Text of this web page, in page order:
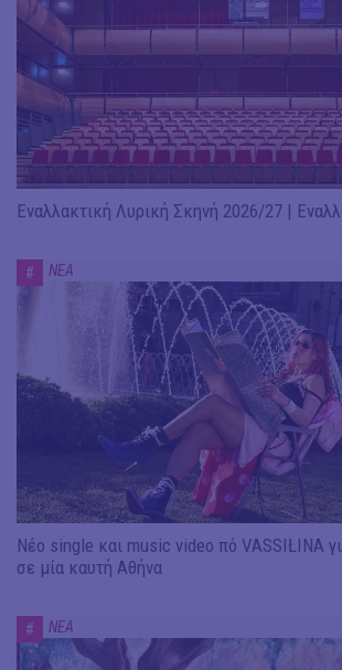
Εναλλακτική Λυρική Σκηνή 2026/27 |
# ΝΕΑ
Νέο single και music video πό VASSIŁINA
σε μία καυτή Αθήνα
# ΝΕΑ